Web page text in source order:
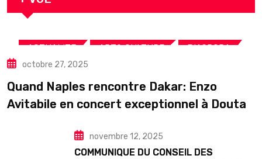
ACTUALITE ART& CULTURE DIASPORA
TOURISME
octobre 27, 2025
Quand Naples rencontre Dakar: Enzo
Avitabile en concert exceptionnel à Douta
novembre 12, 2025
COMMUNIQUE DU CONSEIL DES